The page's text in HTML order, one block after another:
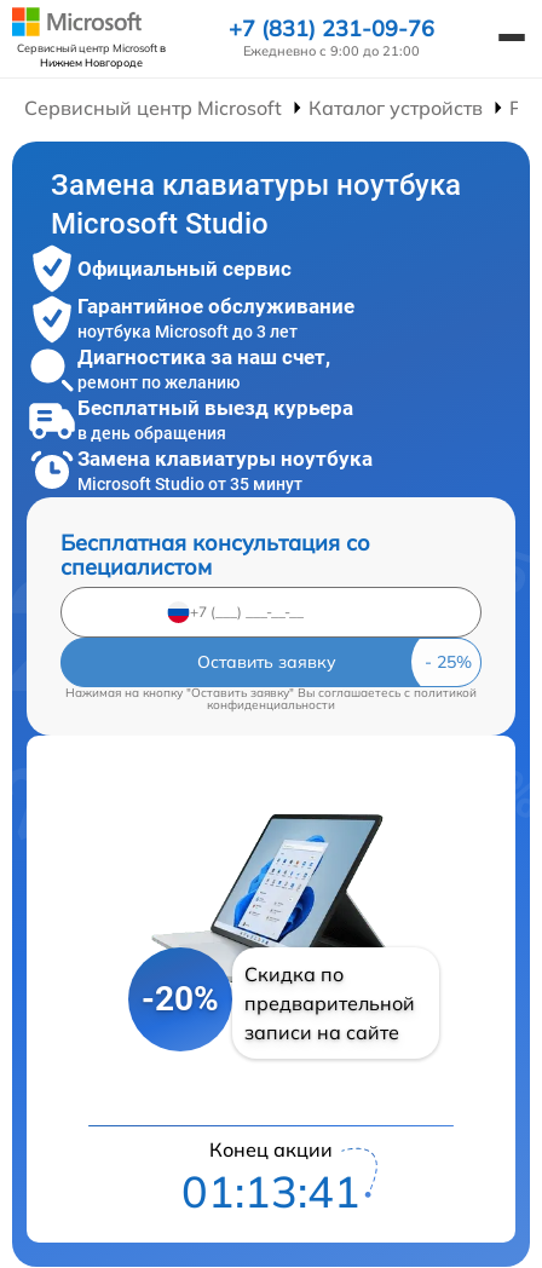
Сервисный центр Microsoftв
Нижнем Новгороде
+7 (831) 231-09-76
Ежедневно с 9:00 до 21:00
Сервисный центр Microsoft Каталог устройств
Замена клавиатуры ноутбука
Microsoft Studio
Официальный сервис
Гарантийное обслуживание
ноутбука Microsoft до 3 лет
Диагностика за наш счет,
ремонт по желанию
Бесплатный выезд курьера
в день обращения
Замена клавиатуры ноутбука
Microsoft Studio от 35 минут
Бесплатная консультация со
специалистом
Оставить заявку
Нажимая на кнопку "Оставить заявку" Вы соглашаетесь cполитикой
конфиденциальности
-20%
Скидка по
предварительной
записи на сайте
Конец акции
01:13:41